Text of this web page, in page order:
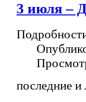
3 июля –
последние